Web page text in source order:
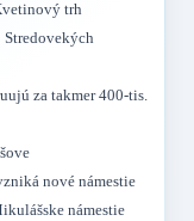
trh
Stredovekých
za takmer 400-tis.
nové námestie
námestie